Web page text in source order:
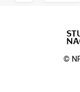
©